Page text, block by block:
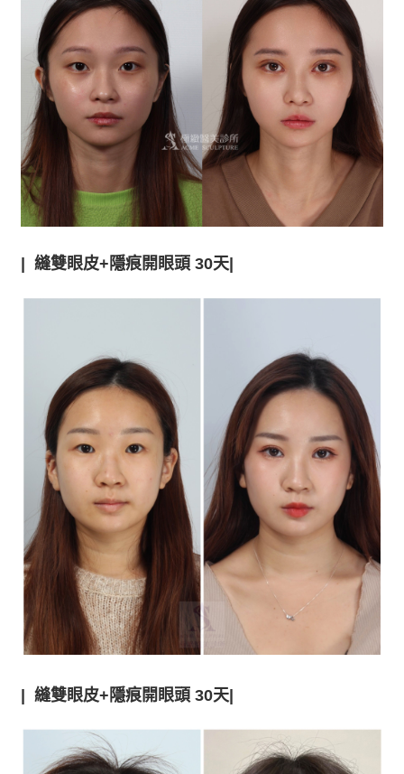
| 縫雙眼皮+隱痕開眼頭 30天|
| 縫雙眼皮+隱痕開眼頭 30天|